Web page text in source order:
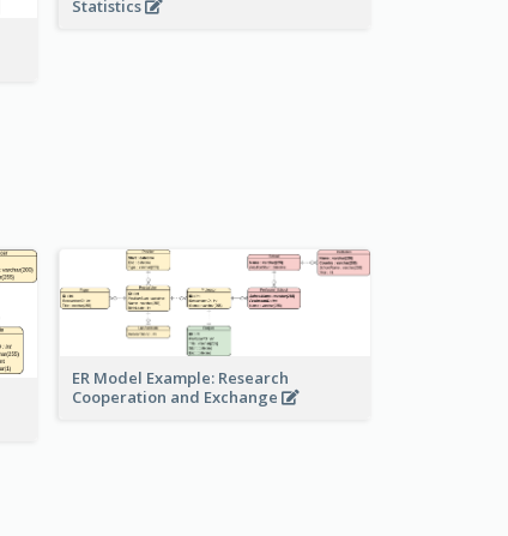
Statistics
ER Model Example: Research
Cooperation and Exchange